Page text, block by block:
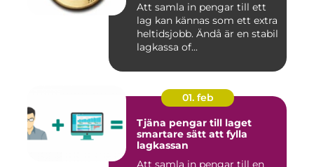
Att samla in pengar till ett
lag kan kännas som ett extra
heltidsjobb. Ändå är en stabil
lagkassa of...
01. feb
Tjäna pengar till laget
smartare sätt att fylla
lagkassan
Att samla in pengar till en